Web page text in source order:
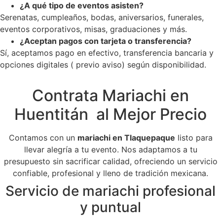
¿A qué tipo de eventos asisten?
Serenatas, cumpleaños, bodas, aniversarios, funerales,
eventos corporativos, misas, graduaciones y más.
¿Aceptan pagos con tarjeta o transferencia?
Sí, aceptamos pago en efectivo, transferencia bancaria y
opciones digitales ( previo aviso) según disponibilidad.
Contrata Mariachi en
Huentitán al Mejor Precio
Contamos con un mariachi en Tlaquepaque listo para
llevar alegría a tu evento. Nos adaptamos a tu
presupuesto sin sacrificar calidad, ofreciendo un servicio
confiable, profesional y lleno de tradición mexicana.
Servicio de mariachi profesional
y puntual